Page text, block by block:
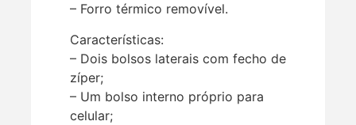
– Forro térmico removível.
Características:
– Dois bolsos laterais com fecho de
zíper;
– Um bolso interno próprio para
celular;